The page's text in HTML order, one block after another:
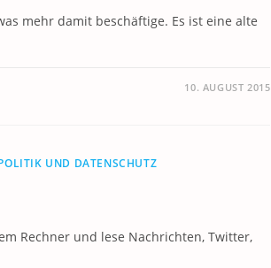
mehr damit beschäftige. Es ist eine alte
10. AUGUST 2015
UND DATENSCHUTZ
Rechner und lese Nachrichten, Twitter,